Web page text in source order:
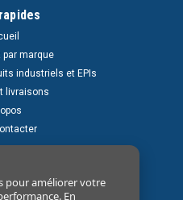
par marque
industriels et EPIs
livraisons
pour améliorer votre
En